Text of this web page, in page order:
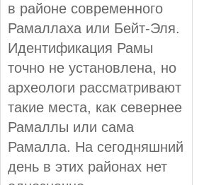
в районе современного
Рамаллаха или Бейт-Эля.
Идентификация Рамы
точно не установлена, но
археологи рассматривают
такие места, как севернее
Рамаллы или сама
Рамалла. На сегодняшний
день в этих районах нет